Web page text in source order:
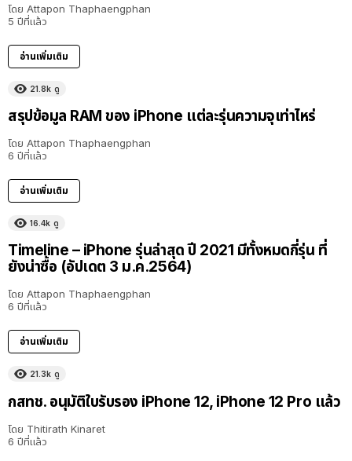
โดย Attapon Thaphaengphan
5 ปีที่แล้ว
อ่านเพิ่มเติม
21.8k ดู
สรุปข้อมูล RAM ของ iPhone แต่ละรุ่นความจุเท่าไหร่
โดย Attapon Thaphaengphan
6 ปีที่แล้ว
อ่านเพิ่มเติม
16.4k ดู
Timeline – iPhone รุ่นล่าสุด ปี 2021 มีทั้งหมดกี่รุ่น ที่
ยังน่าซื้อ (อัปเดต 3 ม.ค.2564)
โดย Attapon Thaphaengphan
6 ปีที่แล้ว
อ่านเพิ่มเติม
21.3k ดู
กสทช. อนุมัติใบรับรอง iPhone 12, iPhone 12 Pro แล้ว
โดย Thitirath Kinaret
6 ปีที่แล้ว